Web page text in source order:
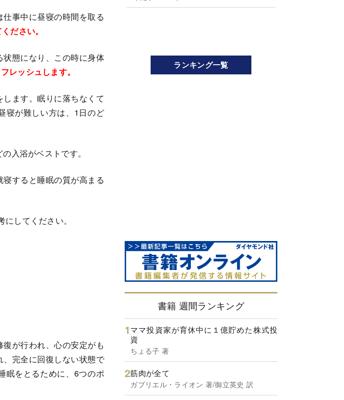
事中に昼寝の時間を取る
ださい。
態になり、この時に身体
レッシュします。
ます。眠りに落ちなくて
寝が難しい方は、1日のど
入浴がベストです。
すると睡眠の質が高まる
にしてください。
が行われ、心の安定がも
完全に回復しない状態で
眠をとるために、6つのポ
ランキング一覧
書籍 週間ランキング
ママ投資家が育休中に１億貯めた株式投
資
ちょる子 著
筋肉が全て
ガブリエル・ライオン 著/御立英史 訳